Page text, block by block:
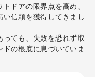
ドアの限界点を高め、
信頼を獲得してきまし
っても、失敗を恐れず取
の根底に息づいていま